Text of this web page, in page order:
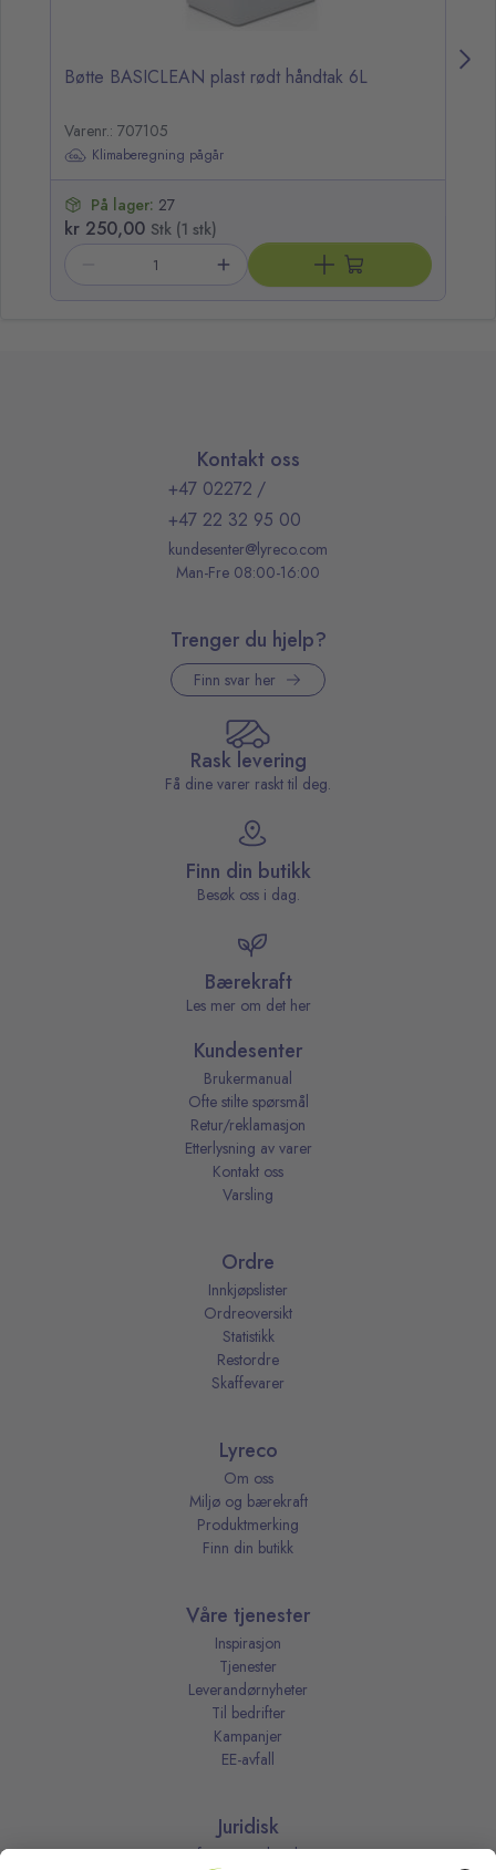
Bøtte BASICLEAN plast rødt håndtak 6L
Varenr.: 707105
Klimaberegning pågår
På lager: 27
kr 250,00 Stk (1 stk)
Kontakt oss
+47 02272 /
+47 22 32 95 00
kundesenter@lyreco.com
Man-Fre 08:00-16:00
Trenger du hjelp?
Finn svar her
Rask levering
Få dine varer raskt til deg.
Finn din butikk
Besøk oss i dag.
Bærekraft
Les mer om det her
Kundesenter
Brukermanual
Ofte stilte spørsmål
Retur/reklamasjon
Etterlysning av varer
Kontakt oss
Varsling
Ordre
Innkjøpslister
Ordreoversikt
Statistikk
Restordre
Skaffevarer
Lyreco
Om oss
Miljø og bærekraft
Produktmerking
Finn din butikk
Våre tjenester
Inspirasjon
Tjenester
Leverandørnyheter
Til bedrifter
Kampanjer
EE-avfall
Juridisk
Informasjonskapsler